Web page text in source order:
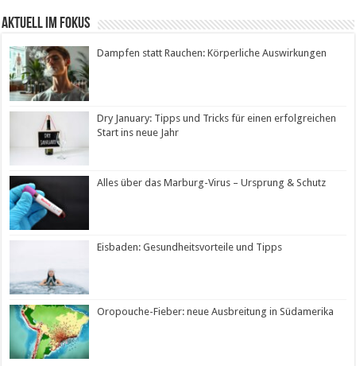
Aktuell im Fokus
Dampfen statt Rauchen: Körperliche Auswirkungen
Dry January: Tipps und Tricks für einen erfolgreichen
Start ins neue Jahr
Alles über das Marburg-Virus – Ursprung & Schutz
Eisbaden: Gesundheitsvorteile und Tipps
Oropouche-Fieber: neue Ausbreitung in Südamerika